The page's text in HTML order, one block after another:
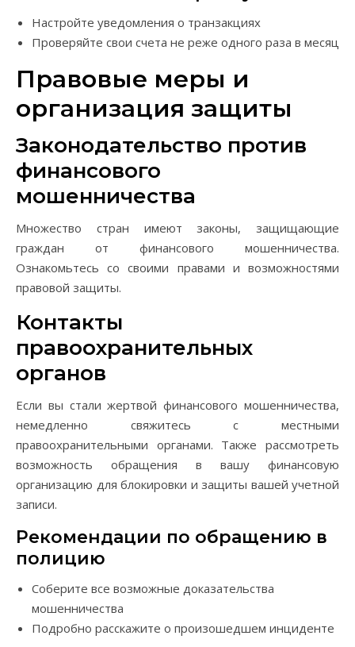
Настройте уведомления о транзакциях
Проверяйте свои счета не реже одного раза в месяц
Правовые меры и
организация защиты
Законодательство против
финансового
мошенничества
Множество стран имеют законы, защищающие
граждан от финансового мошенничества.
Ознакомьтесь со своими правами и возможностями
правовой защиты.
Контакты
правоохранительных
органов
Если вы стали жертвой финансового мошенничества,
немедленно свяжитесь с местными
правоохранительными органами. Также рассмотреть
возможность обращения в вашу финансовую
организацию для блокировки и защиты вашей учетной
записи.
Рекомендации по обращению в
полицию
Соберите все возможные доказательства
мошенничества
Подробно расскажите о произошедшем инциденте